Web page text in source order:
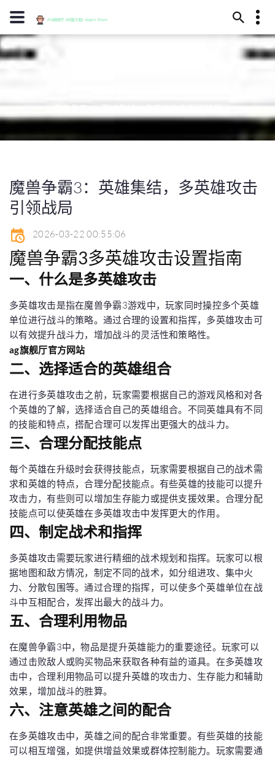
魔兽争霸3：英雄集结，多英雄攻击引领战局
魔兽争霸3：英雄集结，多英雄攻击
引领战局
2026-03-22 00:55:06
魔兽争霸3多英雄攻击设置指南
一、什么是多英雄攻击
多英雄攻击是指在魔兽争霸3游戏中，玩家同时操控多个英雄
单位进行战斗的策略。通过合理的设置和指挥，多英雄攻击可
以有效提升战斗力，增加战斗的灵活性和策略性。
ag旗舰厅官方网站
二、选择适合的英雄组合
在进行多英雄攻击之前，玩家需要根据自己的游戏风格和对各
个英雄的了解，选择适合自己的英雄组合。不同英雄具有不同
的技能和特点，搭配合理可以发挥出更强大的战斗力。
三、合理分配技能点
每个英雄在升级时会获得技能点，玩家需要根据自己的战术需
求和英雄的特点，合理分配技能点。有些英雄的技能可以提升
攻击力，有些则可以增加生存能力或提供支援效果。合理分配
技能点可以使英雄在多英雄攻击中发挥更大的作用。
四、制定战术和指挥
多英雄攻击需要玩家进行精细的战术规划和指挥。玩家可以根
据地图和敌方情况，制定不同的战术，如分组进攻、集中火
力、分散包围等。通过合理的指挥，可以使多个英雄单位在战
斗中互相配合，发挥出最大的战斗力。
五、合理利用物品
在魔兽争霸3中，物品是提升英雄能力的重要途径。玩家可以
通过击败敌人或购买物品来获取各种有益的道具。在多英雄攻
击中，合理利用物品可以提升英雄的攻击力、生存能力和辅助
效果，增加战斗的胜算。
六、注意英雄之间的配合
在多英雄攻击中，英雄之间的配合非常重要。有些英雄的技能
可以相互增强，如提供增益效果或群体控制能力。玩家需要通